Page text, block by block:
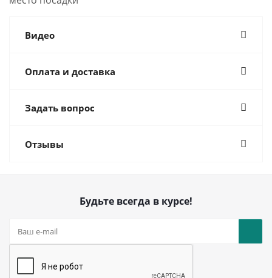
Видео
Оплата и доставка
Задать вопрос
Отзывы
Будьте всегда в курсе!